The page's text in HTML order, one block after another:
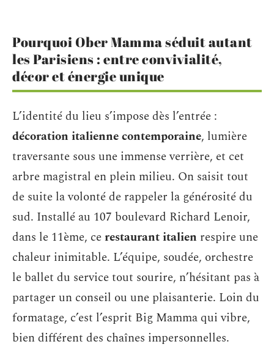
Pourquoi Ober Mamma séduit autant
les Parisiens : entre convivialité,
décor et énergie unique
L’identité du lieu s’impose dès l’entrée :
décoration italienne contemporaine, lumière
traversante sous une immense verrière, et cet
arbre magistral en plein milieu. On saisit tout
de suite la volonté de rappeler la générosité du
sud. Installé au 107 boulevard Richard Lenoir,
dans le 11ème, cerestaurant italien respire une
chaleur inimitable. L’équipe, soudée, orchestre
le ballet du service tout sourire, n’hésitant pas à
partager un conseil ou une plaisanterie. Loin du
formatage, c’est l’esprit Big Mamma qui vibre,
bien différent des chaînes impersonnelles.